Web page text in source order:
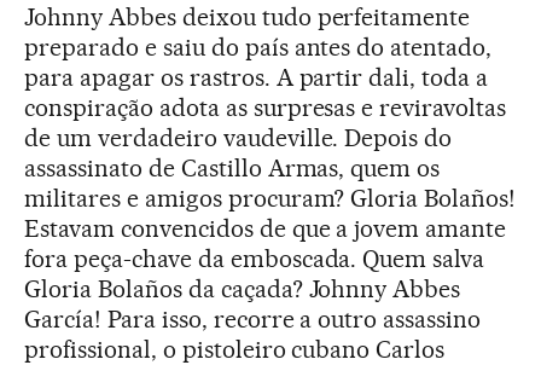
Johnny Abbes deixou tudo perfeitamente
preparado e saiu do país antes do atentado,
para apagar os rastros. A partir dali, toda a
conspiração adota as surpresas e reviravoltas
de um verdadeiro vaudeville. Depois do
assassinato de Castillo Armas, quem os
militares e amigos procuram? Gloria Bolaños!
Estavam convencidos de que a jovem amante
fora peça-chave da emboscada. Quem salva
Gloria Bolaños da caçada? Johnny Abbes
García! Para isso, recorre a outro assassino
profissional, o pistoleiro cubano Carlos